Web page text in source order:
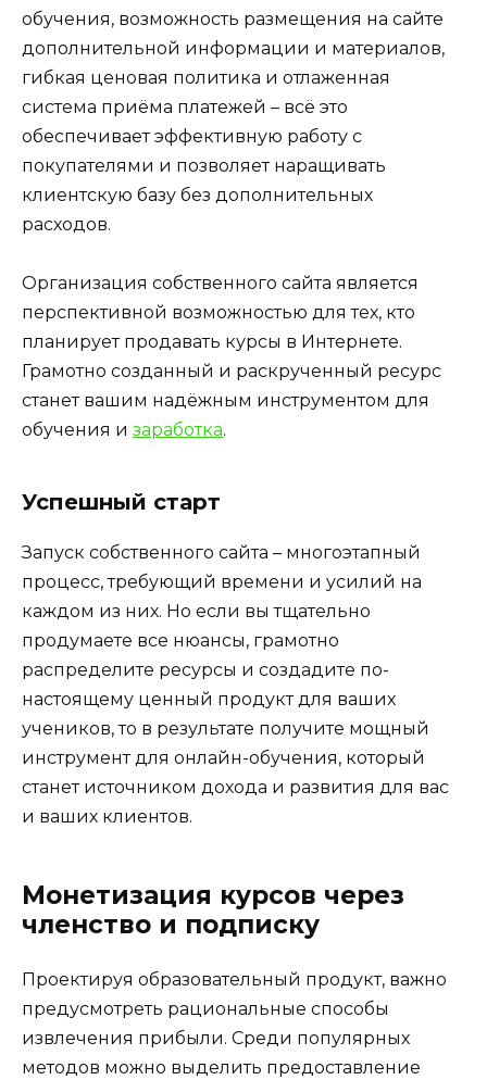
обучения, возможность размещения на сайте
дополнительной информации и материалов,
гибкая ценовая политика и отлаженная
система приёма платежей – всё это
обеспечивает эффективную работу с
покупателями и позволяет наращивать
клиентскую базу без дополнительных
расходов.
Организация собственного сайта является
перспективной возможностью для тех, кто
планирует продавать курсы в Интернете.
Грамотно созданный и раскрученный ресурс
станет вашим надёжным инструментом для
обучения и заработка.
Успешный старт
Запуск собственного сайта – многоэтапный
процесс, требующий времени и усилий на
каждом из них. Но если вы тщательно
продумаете все нюансы, грамотно
распределите ресурсы и создадите по-
настоящему ценный продукт для ваших
учеников, то в результате получите мощный
инструмент для онлайн-обучения, который
станет источником дохода и развития для вас
и ваших клиентов.
Монетизация курсов через
членство и подписку
Проектируя образовательный продукт, важно
предусмотреть рациональные способы
извлечения прибыли. Среди популярных
методов можно выделить предоставление